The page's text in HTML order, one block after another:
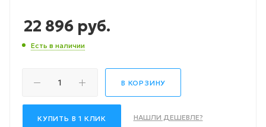
22 896 руб.
Есть в наличии
В КОРЗИНУ
КУПИТЬ В 1 КЛИК НАШЛИ ДЕШЕВЛЕ?